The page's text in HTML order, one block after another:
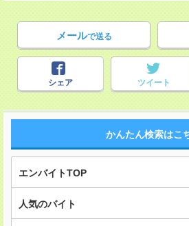
メールで送る
シェア ツイート
かんたん検索はこ
エンバイトTOP
人気のバイト